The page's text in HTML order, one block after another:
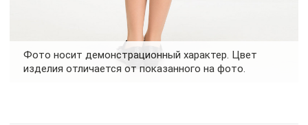
Фото носит демонстрационный характер. Цвет
изделия отличается от показанного на фото.